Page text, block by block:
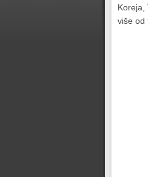
Koreja,
više od